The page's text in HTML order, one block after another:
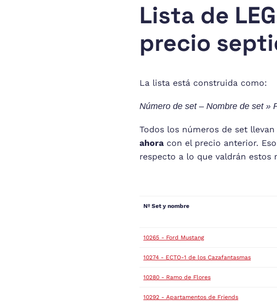
Lista de
precio
La lista está construida como:
Número de set – Nombre de set »
Todos los números de set
ahora con el precio anterior.
respecto a lo que valdrán estos
Nº Set y nombre
10265 - Ford Mustang
10274 - ECTO-1 de los Cazafantasmas
10280 - Ramo de Flores
10292 - Apartamentos de Friends